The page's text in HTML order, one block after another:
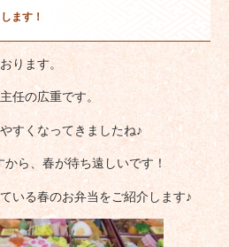
ます！
ります。
任の広重です。
すくなってきましたね♪
ら、春が待ち遠しいです！
いる春のお弁当をご紹介します♪